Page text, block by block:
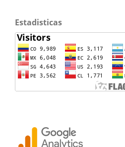
Estadisticas